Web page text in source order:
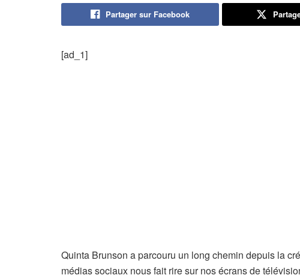
Partager sur Facebook
[ad_1]
Quinta Brunson a parcouru un long chemin depuis la
médias sociaux nous fait rire sur nos écrans de